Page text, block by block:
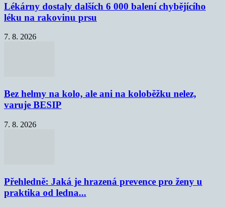
Lékárny dostaly dalších 6 000 balení chybějícího
léku na rakovinu prsu
7. 8. 2026
Bez helmy na kolo, ale ani na koloběžku nelez,
varuje BESIP
7. 8. 2026
Přehledně: Jaká je hrazená prevence pro ženy u
praktika od ledna...